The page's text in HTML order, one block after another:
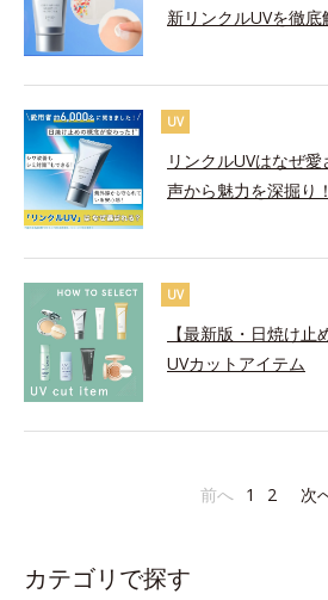
新リンクルUVを徹底
UV
リンクルUVはなぜ
声から魅力を深掘り！
UV
【最新版・日焼け
UVカットアイテム
前へ 1 2 次
カテゴリで探す